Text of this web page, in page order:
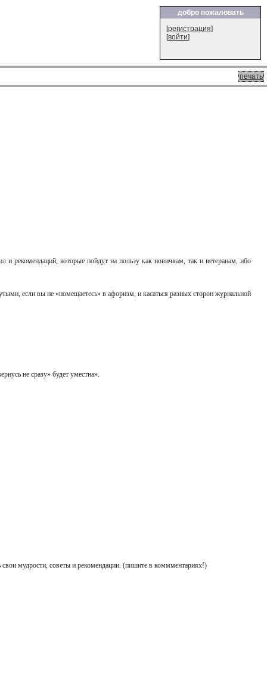
добро пожаловать
[регистрация]
[войти]
печать
рекомендаций, которые пойдут на пользу как новичкам, так и ветеранам, ибо
если вы не «помещаетесь» в афоризм, и касаться разных сторон журнальной
не сразу» будет уместна».
мудрости, советы и рекомендации. (пишите в коммментариях!)